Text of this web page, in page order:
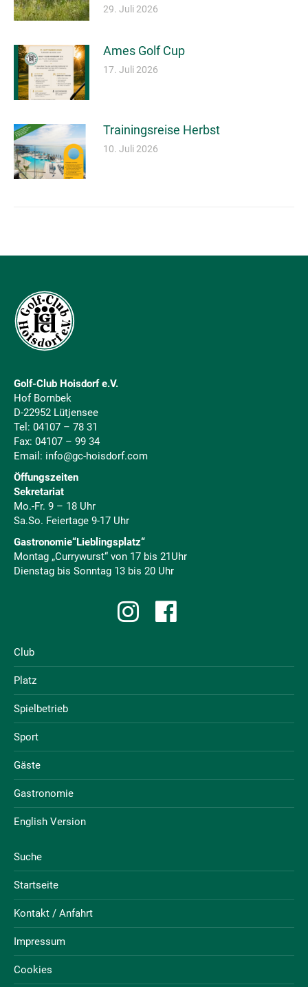
29. Juli 2026
Ames Golf Cup
17. Juli 2026
Trainingsreise Herbst
10. Juli 2026
Golf-Club Hoisdorf e.V.
Hof Bornbek
D-22952 Lütjensee
Tel: 04107 – 78 31
Fax: 04107 – 99 34
Email: info@gc-hoisdorf.com
Öffungszeiten
Sekretariat
Mo.-Fr. 9 – 18 Uhr
Sa.So. Feiertage 9-17 Uhr
Gastronomie“Lieblingsplatz“
Montag „Currywurst“ von 17 bis 21Uhr
Dienstag bis Sonntag 13 bis 20 Uhr
Club
Platz
Spielbetrieb
Sport
Gäste
Gastronomie
English Version
Suche
Startseite
Kontakt / Anfahrt
Impressum
Cookies